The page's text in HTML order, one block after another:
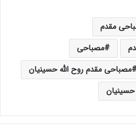
مقدم
مصباحی
مصباحی مقدم روح الله حسینیان
حسینیان